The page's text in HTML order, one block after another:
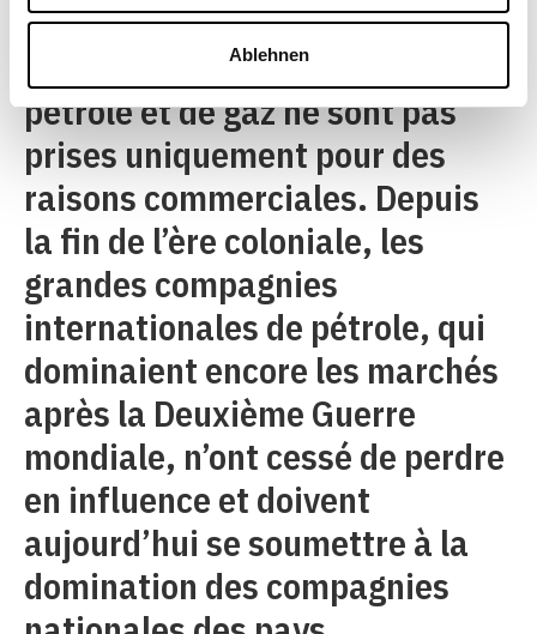
Ablehnen
Les décisions d’investir dans
des projets d’extraction de
pétrole et de gaz ne sont pas
prises uniquement pour des
raisons commerciales. Depuis
la fin de l’ère coloniale, les
grandes compagnies
internationales de pétrole, qui
dominaient encore les marchés
après la Deuxième Guerre
mondiale, n’ont cessé de perdre
en influence et doivent
aujourd’hui se soumettre à la
domination des compagnies